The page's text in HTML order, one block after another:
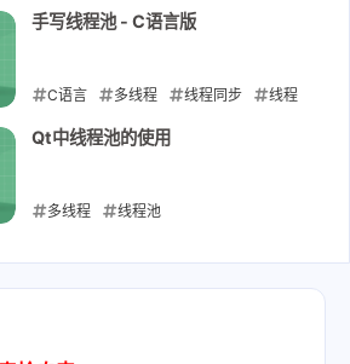
2021-04-20
手写线程池 - C语言版
C语言 多线程 线程同步 线程
池
Qt中线程池的使用
多线程 线程池